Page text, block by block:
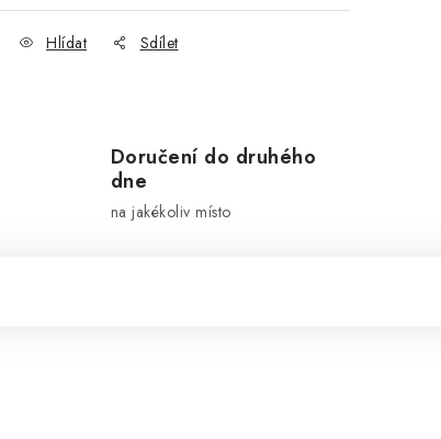
Hlídat Sdílet
Doručení do druhého
dne
na jakékoliv místo